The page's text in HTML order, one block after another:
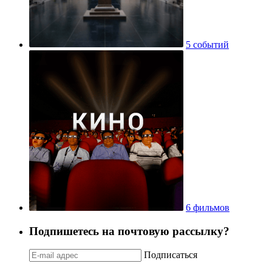
5 событий
6 фильмов
Подпишетесь на почтовую рассылку?
Подписаться